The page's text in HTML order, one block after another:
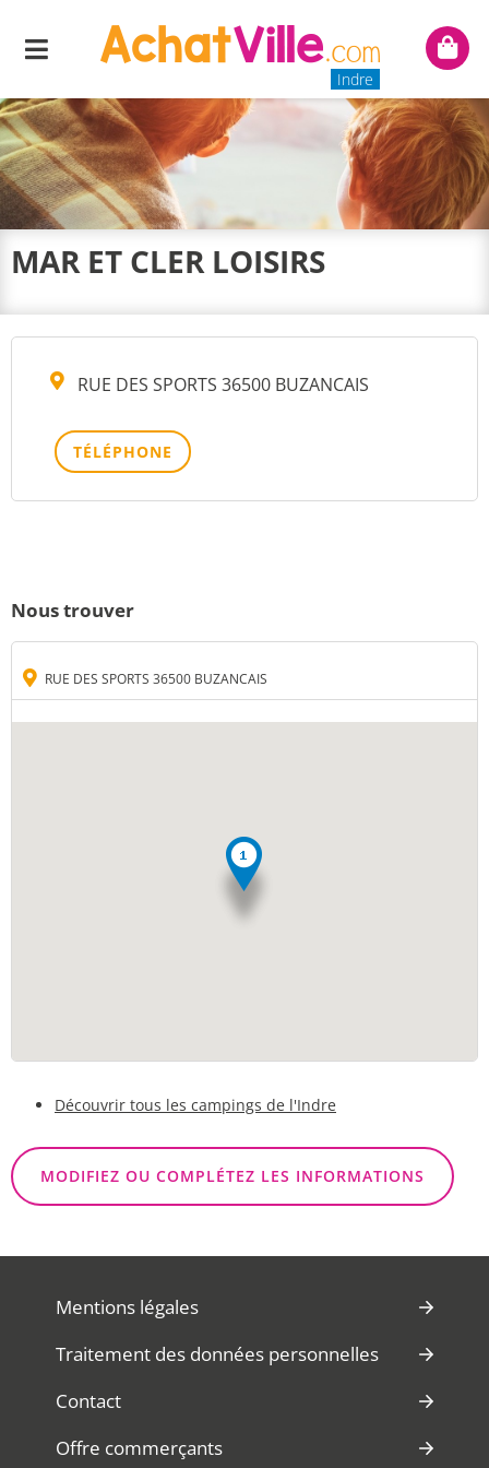
Menu
Indre
Mon
MAR ET CLER LOISIRS
RUE DES SPORTS 36500 BUZANCAIS
TÉLÉPHONE
Nous trouver
RUE DES SPORTS 36500 BUZANCAIS
Découvrir tous les campings de l'Indre
MODIFIEZ OU COMPLÉTEZ LES INFORMATIONS
Mentions légales
Traitement des données personnelles
Contact
Offre commerçants